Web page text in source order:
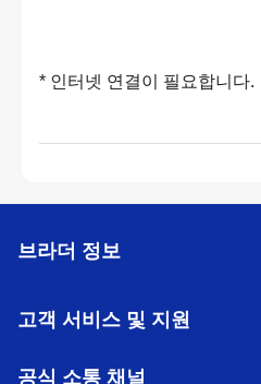
* 인터넷 연결이 필요합니다.
브라더 정보
고객 서비스 및 지원
공식 소통 채널